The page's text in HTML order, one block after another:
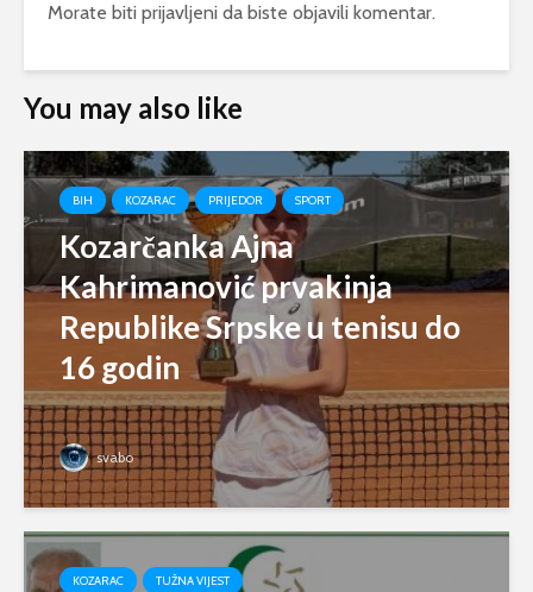
Morate biti prijavljeni da biste objavili komentar.
You may also like
BIH KOZARAC PRIJEDOR SPORT
Kozarčanka Ajna
Kahrimanović prvakinja
Republike Srpske u tenisu do
16 godin
svabo
KOZARAC TUŽNA VIJEST